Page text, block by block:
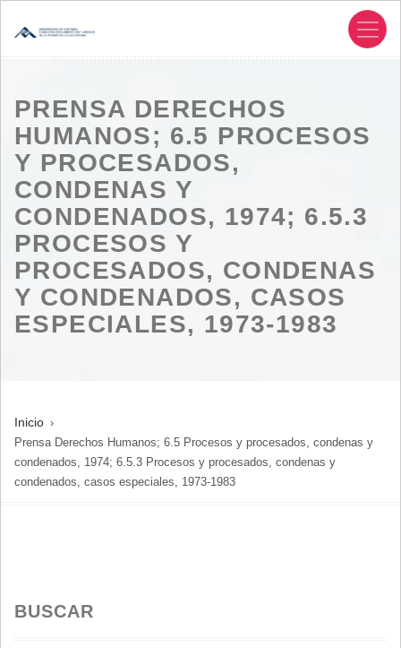
PRENSA DERECHOS
HUMANOS; 6.5 PROCESOS
Y PROCESADOS,
CONDENAS Y
CONDENADOS, 1974; 6.5.3
PROCESOS Y
PROCESADOS, CONDENAS
Y CONDENADOS, CASOS
ESPECIALES, 1973-1983
SOBRESCRIBIR
ENLACES
DE
Inicio
Prensa Derechos Humanos; 6.5 Procesos y procesados, condenas y
condenados, 1974; 6.5.3 Procesos y procesados, condenas y
condenados, casos especiales, 1973-1983
BUSCAR